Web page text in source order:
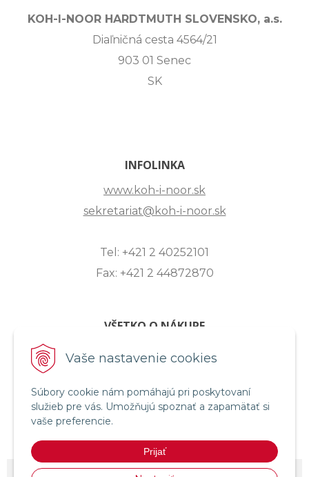
Vaše nastavenie cookies
Súbory cookie nám pomáhajú pri poskytovaní
služieb pre vás. Umožňujú spoznať a zapamätať si
vaše preferencie.
Prijať
KOH-I-NOOR HARDTMUTH SLOVENSKO, a.s.
Diaľničná cesta 4564/21
903 01 Senec
SK
INFOLINKA
www.koh-i-noor.sk
sekretariat@koh-i-noor.sk
Tel: +421 2 40252101
Fax: +421 2 44872870
VŠETKO O NÁKUPE
ZASLANIE OTÁZKY
OBCHODNÉ PODMIENKY
REKLAMAČNÝ PORIADOK